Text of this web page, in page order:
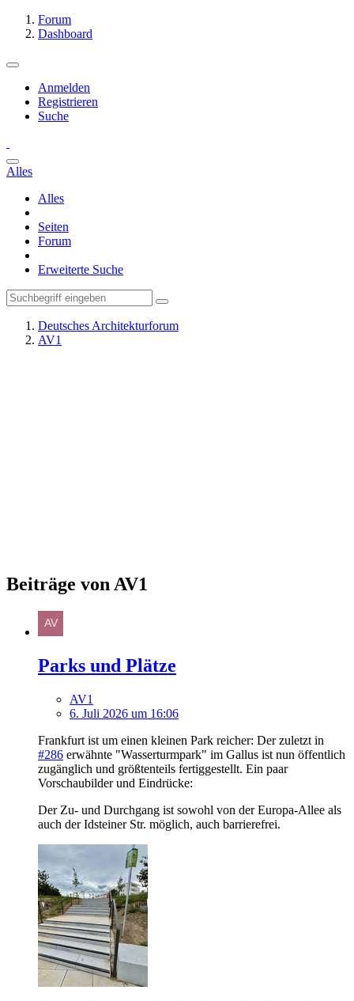
Forum
Dashboard
Anmelden
Registrieren
Suche
Alles
Alles
Seiten
Forum
Erweiterte Suche
Deutsches Architekturforum
AV1
Beiträge von AV1
Parks und Plätze
AV1
6. Juli 2026 um 16:06
Frankfurt ist um einen kleinen Park reicher: Der zuletzt in
#286 erwähnte "Wasserturmpark" im Gallus ist nun öffentlich
zugänglich und größtenteils fertiggestellt. Ein paar
Vorschaubilder und Eindrücke:
Der Zu- und Durchgang ist sowohl von der Europa-Allee als
auch der Idsteiner Str. möglich, auch barrierefrei.